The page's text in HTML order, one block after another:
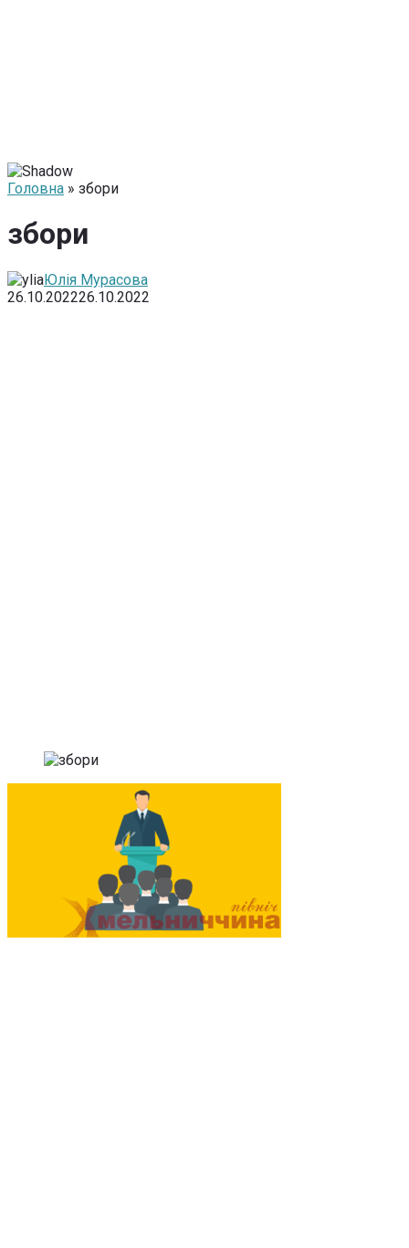
Головна » збори
збори
Юлія Мурасова
26.10.202226.10.2022